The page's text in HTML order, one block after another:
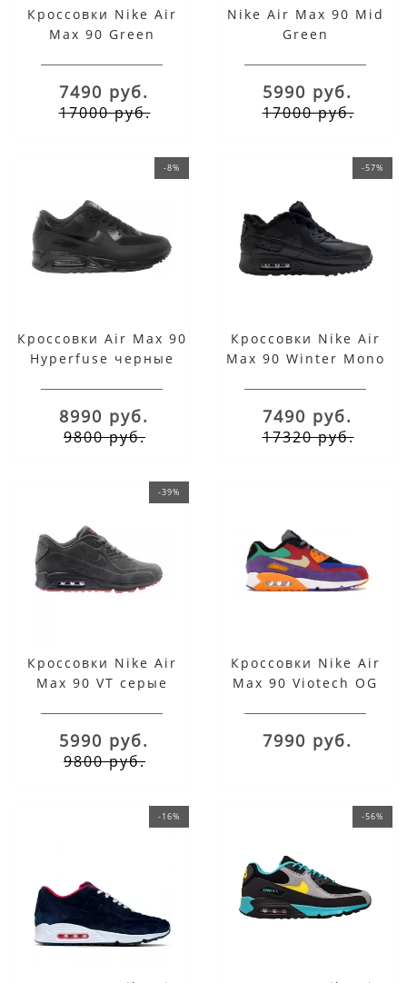
Кроссовки Nike Air
Max 90 Green
7490 руб.
17000 руб.
Nike Air Max 90 Mid
Green
5990 руб.
17000 руб.
-8%
Кроссовки Air Max 90
Hyperfuse черные
8990 руб.
9800 руб.
-57%
Кроссовки Nike Air
Max 90 Winter Mono
7490 руб.
17320 руб.
-39%
Кроссовки Nike Air
Max 90 VT серые
5990 руб.
9800 руб.
Кроссовки Nike Air
Max 90 Viotech OG
7990 руб.
-16% -56%